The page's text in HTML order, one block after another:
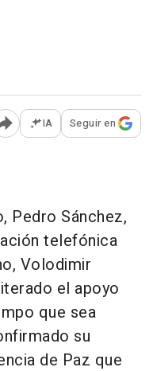
Abrir opciones para
IA Seguir en
Pedro Sánchez,
telefónica
Volodimir
el apoyo
que sea
su
de Paz que